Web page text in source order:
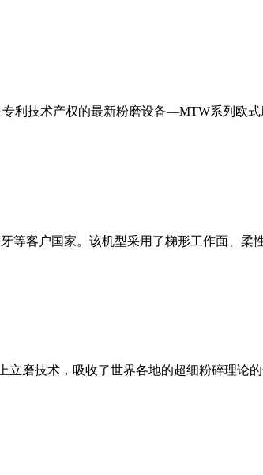
利技术产权的最新粉磨设备—MTW系列欧
等客户国家。该机型采用了梯形工作面、
磨技术，吸收了世界各地的超细粉碎理论